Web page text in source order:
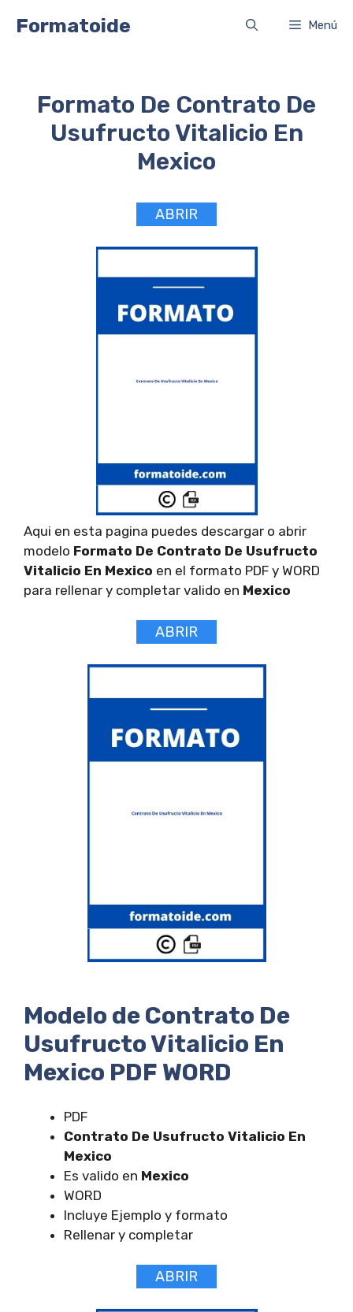
Formatoide Menú
Formato De Contrato De
Usufructo Vitalicio En
Mexico
ABRIR
Aqui en esta pagina puedes descargar o abrir
modelo Formato De Contrato De Usufructo
Vitalicio En Mexico en el formato PDF y WORD
para rellenar y completar valido en Mexico
ABRIR
Modelo de Contrato De
Usufructo Vitalicio En
Mexico PDF WORD
PDF
Contrato De Usufructo Vitalicio En
Mexico
Es valido en Mexico
WORD
Incluye Ejemplo y formato
Rellenar y completar
ABRIR